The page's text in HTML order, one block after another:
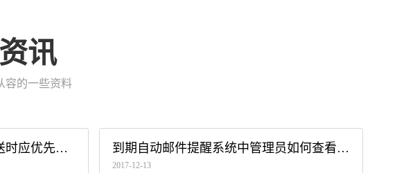
讯
容的一些资料
到期提醒系统使用QQ邮箱发送时应优先使用授权码 到期自动邮件提醒系统中管理员如何查看自己的事务
2017-12-13